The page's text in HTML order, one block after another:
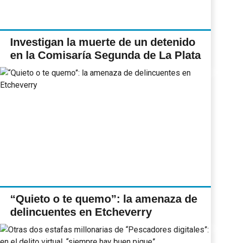
Investigan la muerte de un detenido
en la Comisaría Segunda de La Plata
“Quieto o te quemo”: la amenaza de
delincuentes en Etcheverry